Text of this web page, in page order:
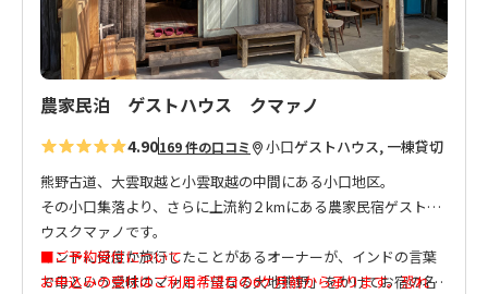
農家民泊 ゲストハウス クマァノ
4.90169 件の口コミ 小口ゲストハウス, 一棟貸切
熊野古道、大雲取越と小雲取越の中間にある小口地区。
その小口集落より、さらに上流約２kmにある農家民宿ゲストハ
ウスクマァノです。
インドに何度か旅行したことがあるオーナーが、インドの言葉
で母という意味のマァと「母なる大地熊野」をかけてお宿の名
■ご予約受付について
お申込みの受付はご利用希望日の6ケ月前から承ります。恐れ入